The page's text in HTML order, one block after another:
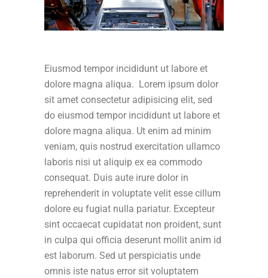
Eiusmod tempor incididunt ut labore et
dolore magna aliqua. Lorem ipsum dolor
sit amet consectetur adipisicing elit, sed
do eiusmod tempor incididunt ut labore et
dolore magna aliqua. Ut enim ad minim
veniam, quis nostrud exercitation ullamco
laboris nisi ut aliquip ex ea commodo
consequat. Duis aute irure dolor in
reprehenderit in voluptate velit esse cillum
dolore eu fugiat nulla pariatur. Excepteur
sint occaecat cupidatat non proident, sunt
in culpa qui officia deserunt mollit anim id
est laborum. Sed ut perspiciatis unde
omnis iste natus error sit voluptatem